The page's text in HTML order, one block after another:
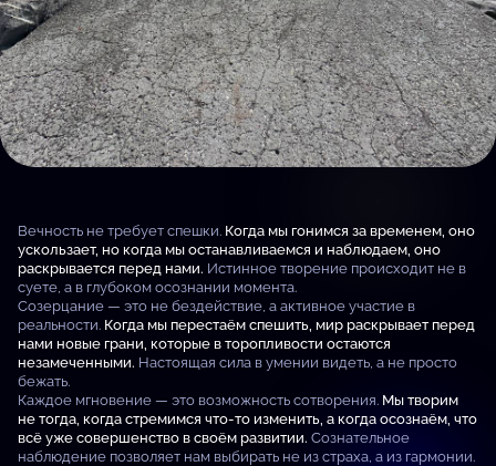
Вечность не требует спешки. Когда мы гонимся за временем, оно
ускользает, но когда мы останавливаемся и наблюдаем, оно
раскрывается перед нами. Истинное творение происходит не в
суете, а в глубоком осознании момента.
Созерцание — это не бездействие, а активное участие в
реальности. Когда мы перестаём спешить, мир раскрывает перед
нами новые грани, которые в торопливости остаются
незамеченными. Настоящая сила в умении видеть, а не просто
бежать.
Каждое мгновение — это возможность сотворения. Мы творим
не тогда, когда стремимся что-то изменить, а когда осознаём, что
всё уже совершенство в своём развитии. Сознательное
наблюдение позволяет нам выбирать не из страха, а из гармонии.